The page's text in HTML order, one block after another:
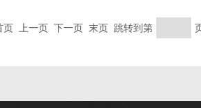
页 上一页 下一页 末页 跳转到第